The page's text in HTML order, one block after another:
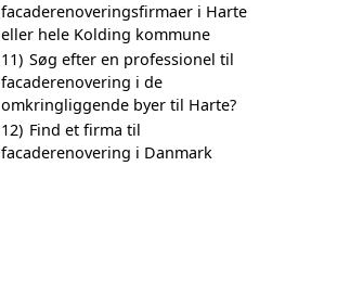
facaderenoveringsfirmaer i Harte
eller hele Kolding kommune
11) Søg efter en professionel til
facaderenovering i de
omkringliggende byer til Harte?
12) Find et firma til
facaderenovering i Danmark